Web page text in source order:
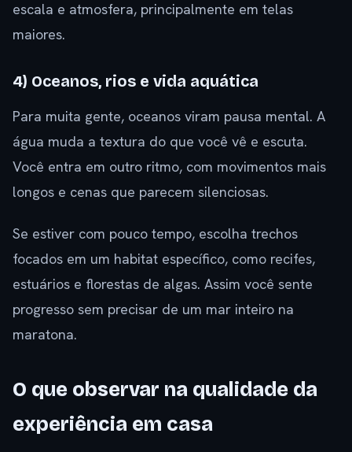
escala e atmosfera, principalmente em telas
maiores.
4) Oceanos, rios e vida aquática
Para muita gente, oceanos viram pausa mental. A
água muda a textura do que você vê e escuta.
Você entra em outro ritmo, com movimentos mais
longos e cenas que parecem silenciosas.
Se estiver com pouco tempo, escolha trechos
focados em um habitat específico, como recifes,
estuários e florestas de algas. Assim você sente
progresso sem precisar de um mar inteiro na
maratona.
O que observar na qualidade da
experiência em casa